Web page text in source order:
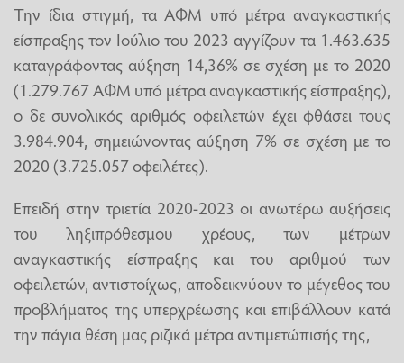
Την ίδια στιγμή, τα ΑΦΜ υπό μέτρα αναγκαστικής
είσπραξης τον Ιούλιο του 2023 αγγίζουν τα 1.463.635
καταγράφοντας αύξηση 14,36% σε σχέση με το 2020
(1.279.767 ΑΦΜ υπό μέτρα αναγκαστικής είσπραξης),
ο δε συνολικός αριθμός οφειλετών έχει φθάσει τους
3.984.904, σημειώνοντας αύξηση 7% σε σχέση με το
2020 (3.725.057 οφειλέτες).
Επειδή στην τριετία 2020-2023 οι ανωτέρω αυξήσεις
του ληξιπρόθεσμου χρέους, των μέτρων
αναγκαστικής είσπραξης και του αριθμού των
οφειλετών, αντιστοίχως, αποδεικνύουν το μέγεθος του
προβλήματος της υπερχρέωσης και επιβάλλουν κατά
την πάγια θέση μας ριζικά μέτρα αντιμετώπισής της,